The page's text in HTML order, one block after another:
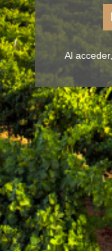
OUR WINES
Ⓒ PAGOS
Al